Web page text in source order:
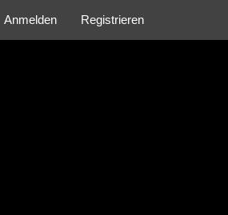
Anmelden Registrieren